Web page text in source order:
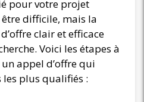
pour votre projet
difficile, mais la
clair et efficace
Voici les étapes à
appel d’offre qui
plus qualifiés :